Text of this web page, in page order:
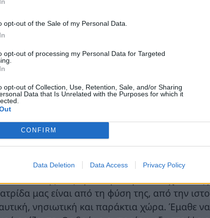
opt-out of the Sale of my Personal Data.
opt-out of processing my Personal Data for Targeted
opt-out of Collection, Use, Retention, Sale, and/or Sharing
Data that Is Unrelated with the Purposes for which it
CONFIRM
Data Deletion Data Access Privacy Policy
ότι η Ελλάδα μπορεί και πρέπει να
ανασυγκρότησης, τεχνολογικής
μας δύναμη ασφάλειας είναι πρώτα απ’
πιστεύω ότι η θεματική του Συνεδρίου,
μας.
σε έναν κόσμο όπου οι γεωπολιτικές
αλυσίδες και ο διεθνής
αλλάζουν ισορροπίες και σταθερές
έναν τέτοιο κόσμο γεμάτο αβεβαιότητες, η
Ο Θουκυδίδης έλεγε με σοφία πριν από
μας είναι από τη φύση της, από την
νησιωτική και παράκτια χώρα. Έμαθε